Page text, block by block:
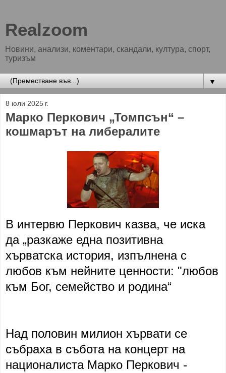
Realzoom
Новини, анализи, коментари, скандали, култура, спорт,
туризъм
▼
8 юли 2025 г.
Марко Перкович „Томпсън“ –
кошмарът на либералите
В интервю Перкович казва, че иска
да „разкаже една позитивна
хърватска история, изпълнена с
любов към нейните ценности: "любов
към Бог, семейство и родина“
Над половин милион хървати се
събраха в събота на концерт на
националиста Марко Перкович -